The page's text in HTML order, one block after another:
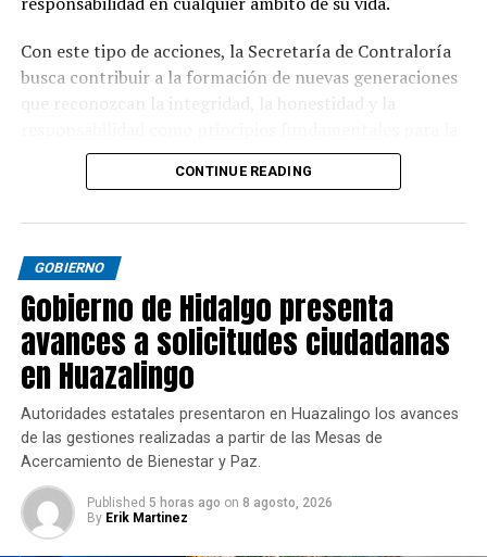
Con este tipo de acciones, la Secretaría de Contraloría
busca contribuir a la formación de nuevas generaciones
que reconozcan la integridad, la honestidad y la
convivencia y el desarrollo de Hidalgo.
CONTINUE READING
GOBIERNO
Gobierno de Hidalgo presenta
avances a solicitudes ciudadanas
en Huazalingo
Autoridades estatales presentaron en Huazalingo los avances
de las gestiones realizadas a partir de las Mesas de
Acercamiento de Bienestar y Paz.
Published 5 horas ago on 8 agosto, 2026
By Erik Martinez